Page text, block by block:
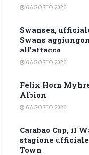
6 AGOSTO 2026
Swansea,
Swans
all’attacco
6 AGOSTO 2026
Felix Horn
Albion
6 AGOSTO 2026
Carabao Cup, il
stagione
Town